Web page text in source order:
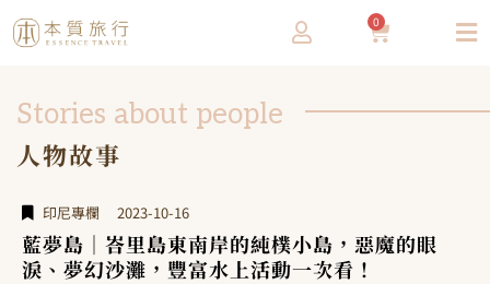
0
Stories about people
人物故事
印尼專欄 2023-10-16
藍夢島｜峇里島東南岸的純樸小島，惡魔的眼
淚、夢幻沙灘，豐富水上活動一次看！